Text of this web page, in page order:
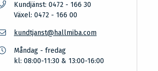
Kundjänst: 0472 - 166 30
Växel: 0472 - 166 00
kundtjanst@hallmiba.com
Måndag - fredag
kl: 08:00-11:30 & 13:00-16:00